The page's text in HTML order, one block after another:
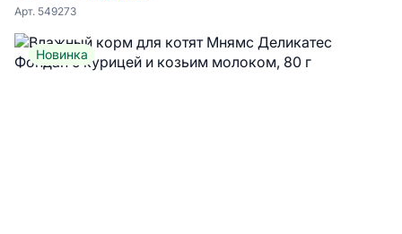
Арт. 549273
Новинка